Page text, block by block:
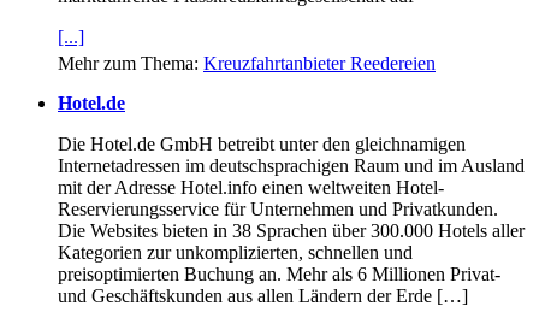
[...]
Mehr zum Thema: Kreuzfahrtanbieter Reedereien
Hotel.de
Die Hotel.de GmbH betreibt unter den gleichnamigen
Internetadressen im deutschsprachigen Raum und im Ausland
mit der Adresse Hotel.info einen weltweiten Hotel-
Reservierungsservice für Unternehmen und Privatkunden.
Die Websites bieten in 38 Sprachen über 300.000 Hotels aller
Kategorien zur unkomplizierten, schnellen und
preisoptimierten Buchung an. Mehr als 6 Millionen Privat-
und Geschäftskunden aus allen Ländern der Erde […]